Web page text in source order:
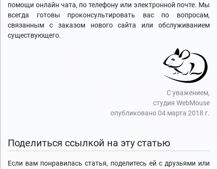
помощи онлайн чата, по телефону или электронной почте. Мы
всегда готовы проконсультировать вас по вопросам,
связанным с заказом нового сайта или обслуживанием
существующего.
С уважением,
студия WebMouse
опубликовано 04 марта 2018 г.
Поделиться ссылкой на эту статью
Если вам понравилась статья, поделитесь ей с друзьями или